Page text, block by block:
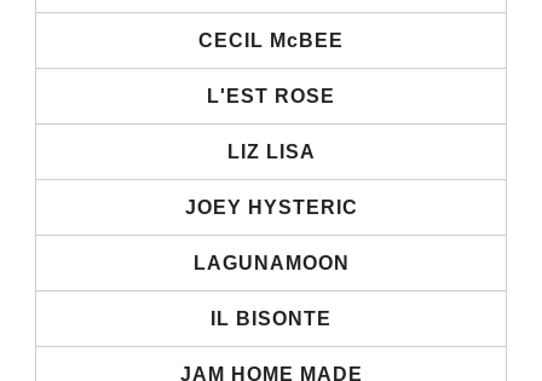
CECIL McBEE
L'EST ROSE
LIZ LISA
JOEY HYSTERIC
LAGUNAMOON
IL BISONTE
JAM HOME MADE